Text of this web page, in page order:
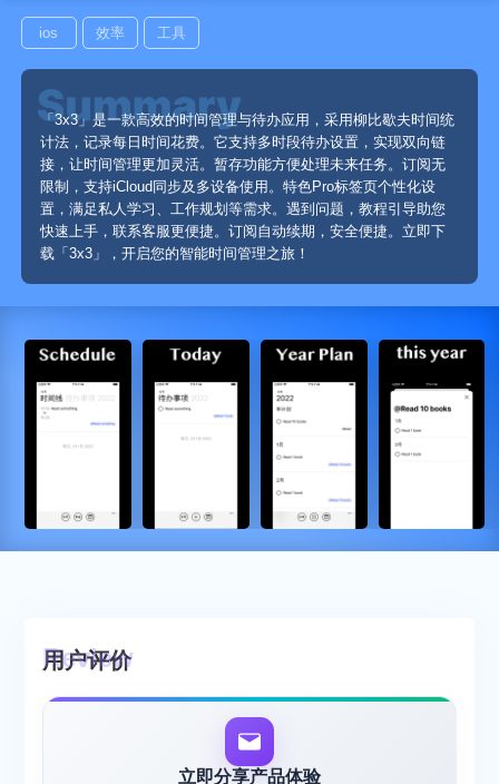
ios 效率 工具
「3x3」是一款高效的时间管理与待办应用，采用柳比歇夫时间统
计法，记录每日时间花费。它支持多时段待办设置，实现双向链
接，让时间管理更加灵活。暂存功能方便处理未来任务。订阅无
限制，支持iCloud同步及多设备使用。特色Pro标签页个性化设
置，满足私人学习、工作规划等需求。遇到问题，教程引导助您
快速上手，联系客服更便捷。订阅自动续期，安全便捷。立即下
载「3x3」，开启您的智能时间管理之旅！
用户评价
立即分享产品体验